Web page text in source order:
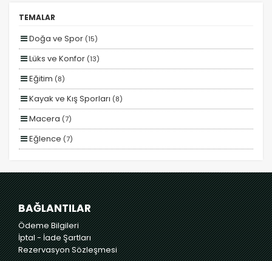
Planlanan
Otobüs Ile
Uçak Ile
Ekstralar Dahil
TEMALAR
Doğa ve Spor (15)
Lüks ve Konfor (13)
Eğitim (8)
Kayak ve Kış Sporları (8)
Macera (7)
Eğlence (7)
Romantizm ve Balayı(7)
Deniz(7)
Otel ve Konaklama(7)
BAĞLANTILAR
Ödeme Bilgileri
İptal - İade Şartları
Rezervasyon Sözleşmesi